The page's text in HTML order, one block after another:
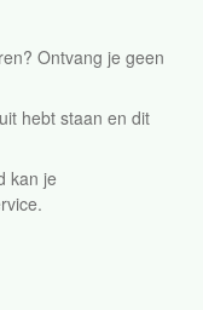
Ontvang je geen
uit hebt staan en dit
kan je